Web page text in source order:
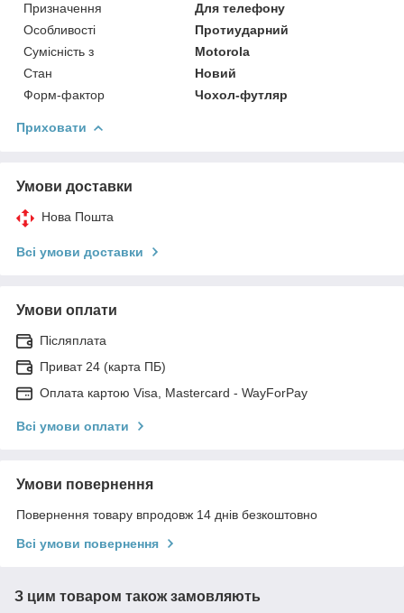
Призначення
Для телефону
Особливості
Протиударний
Сумісність з
Motorola
Стан
Новий
Форм-фактор
Чохол-футляр
Приховати
Умови доставки
Нова Пошта
Всі умови доставки
Умови оплати
Післяплата
Приват 24 (карта ПБ)
Оплата картою Visa, Mastercard - WayForPay
Всі умови оплати
Умови повернення
Повернення товару впродовж 14 днів безкоштовно
Всі умови повернення
З цим товаром також замовляють